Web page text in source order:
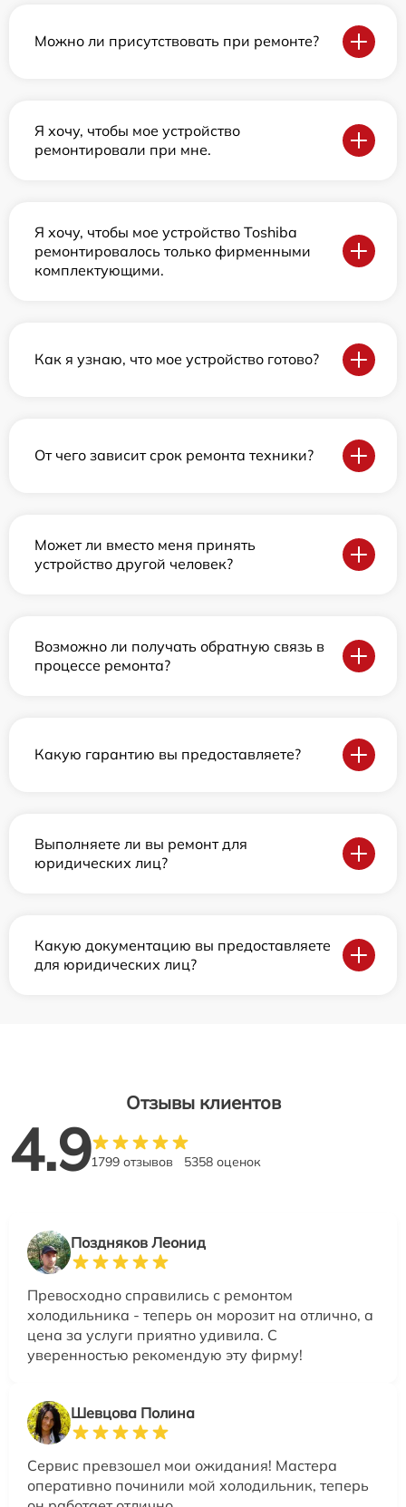
Можно ли присутствовать при ремонте?
Я хочу, чтобы мое устройство
ремонтировали при мне.
Я хочу, чтобы мое устройство Toshiba
ремонтировалось только фирменными
комплектующими.
Как я узнаю, что мое устройство готово?
От чего зависит срок ремонта техники?
Может ли вместо меня принять
устройство другой человек?
Возможно ли получать обратную связь в
процессе ремонта?
Какую гарантию вы предоставляете?
Выполняете ли вы ремонт для
юридических лиц?
Какую документацию вы предоставляете
для юридических лиц?
Отзывы клиентов
4.91799 отзывов 5358 оценок
Поздняков Леонид
Превосходно справились с ремонтом
холодильника - теперь он морозит на отлично, а
цена за услуги приятно удивила. С
уверенностью рекомендую эту фирму!
Шевцова Полина
Сервис превзошел мои ожидания! Мастера
оперативно починили мой холодильник, теперь